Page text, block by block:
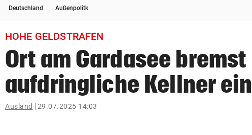
bookmark
Suchbegriff
eingeben
Deutschland Außenpolitk
HOHE GELDSTRAFEN
Ort am Gardasee bremst
aufdringliche Kellner ein
Ausland 29.07.2025 14:03